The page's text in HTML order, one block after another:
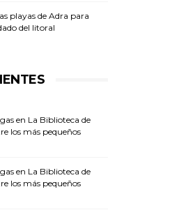
playas de Adra para
del litoral
en La Biblioteca de
los más pequeños
en La Biblioteca de
los más pequeños